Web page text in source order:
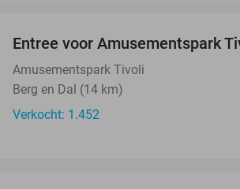
Entree voor Amusementspark
Amusementspark Tivoli
Berg en Dal (14 km)
Verkocht: 1.452